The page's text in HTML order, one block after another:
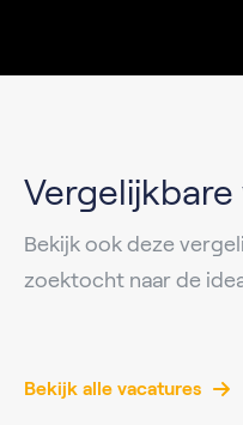
Vergelijkbare
Bekijk ook deze
zoektocht naar de
Bekijk alle vacatures